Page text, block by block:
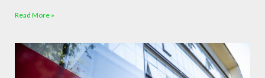
Read More »